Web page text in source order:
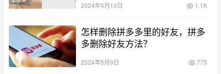
2024年5月10日 1.1K
怎样删除拼多多里的好友，拼多
多删除好友方法？
2024年5月9日 775